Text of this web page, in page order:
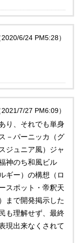
2020/6/24 PM5:28）
2021/7/27 PM6:09）
り、それでも単身
－パーニッカ（グ
ジュニア風）ジャ
神のち和風ビル
ギー）の構想（ロ
スポット・帝釈天
まで開発掲示した
も理解せず、最終
現出来なくされて